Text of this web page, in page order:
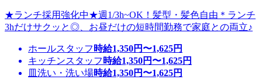
★ランチ採用強化中★週1/3h~OK！髪型・髪色自由＊ランチ
3hだけサクッと◎、お昼だけの短時間勤務で家庭との両立♪
ホールスタッフ 時給1,350円〜1,625円
キッチンスタッフ 時給1,350円〜1,625円
皿洗い・洗い場時給1,350円〜1,625円